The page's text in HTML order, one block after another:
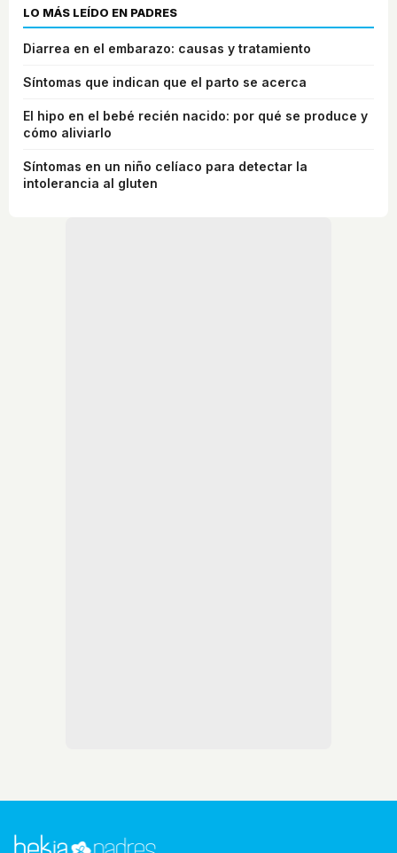
LO MÁS LEÍDO EN PADRES
Diarrea en el embarazo: causas y tratamiento
Síntomas que indican que el parto se acerca
El hipo en el bebé recién nacido: por qué se produce y
cómo aliviarlo
Síntomas en un niño celíaco para detectar la
intolerancia al gluten